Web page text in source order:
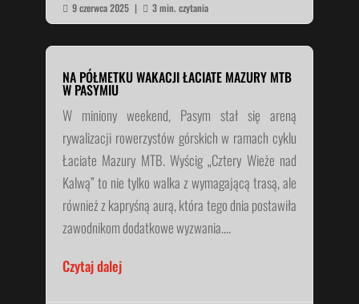
 9 czerwca 2025 |  3 min. czytania
NA PÓŁMETKU WAKACJI ŁACIATE MAZURY MTB
W PASYMIU
W miniony weekend, Pasym stał się areną
rywalizacji rowerzystów górskich w ramach cyklu
Łaciate Mazury MTB. Wyścig „Cztery Wieże nad
Kalwą” to nie tylko walka z wymagającą trasą, ale
również z kapryśną aurą, która tego dnia postawiła
zawodnikom dodatkowe wyzwania....
Czytaj dalej